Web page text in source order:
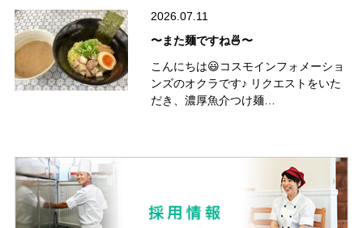
2026.07.11
〜また麺ですね🍜〜
こんにちは😃コスモインフォメーショ
ンズのオクラです♪ リクエストをいた
だき、濃厚魚介つけ麺…